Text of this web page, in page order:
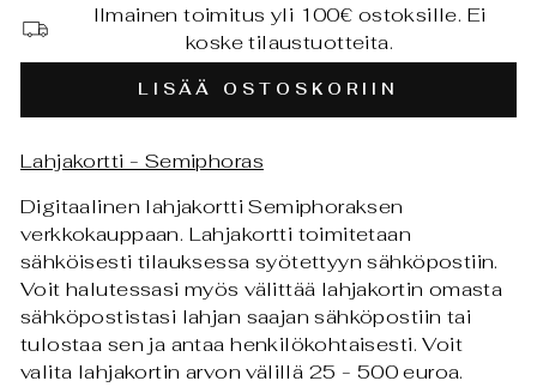
Ilmainen toimitus yli 100€ ostoksille. Ei
koske tilaustuotteita.
LISÄÄ OSTOSKORIIN
Lahjakortti - Semiphoras
Digitaalinen lahjakortti Semiphoraksen
verkkokauppaan. Lahjakortti toimitetaan
sähköisesti tilauksessa syötettyyn sähköpostiin.
Voit halutessasi myös välittää lahjakortin omasta
sähköpostistasi lahjan saajan sähköpostiin tai
tulostaa sen ja antaa henkilökohtaisesti. Voit
valita lahjakortin arvon välillä 25 - 500 euroa.